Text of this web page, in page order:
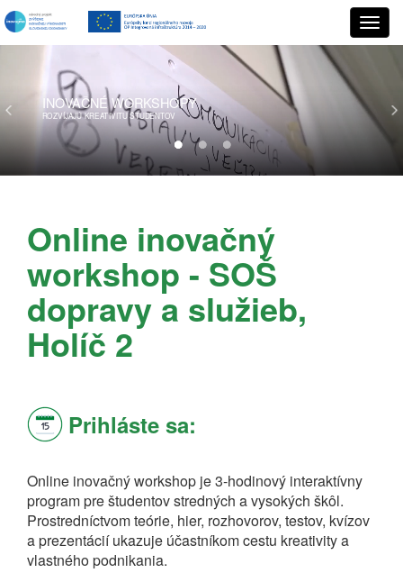
INOVAČNÉWORKSHOPY
ROZVÍJAJÚ KREATIVITU ŠTUDENTOV
Online inovačný
workshop - SOŠ
dopravy a služieb,
Holíč 2
Prihláste sa:
Online inovačný workshop je 3-hodinový interaktívny
program pre študentov stredných a vysokých škôl.
Prostredníctvom teórie, hier, rozhovorov, testov, kvízov
a prezentácií ukazuje účastníkom cestu kreativity a
vlastného podnikania.